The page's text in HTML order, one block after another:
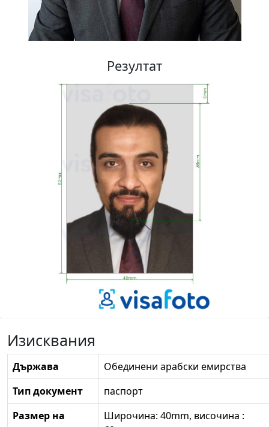
Резултат
Изисквания
Държава
Обединени арабски емирства
Тип документ
паспорт
Размер на
Широчина: 40mm, височина :